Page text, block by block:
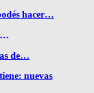
hacer…
de…
nuevas